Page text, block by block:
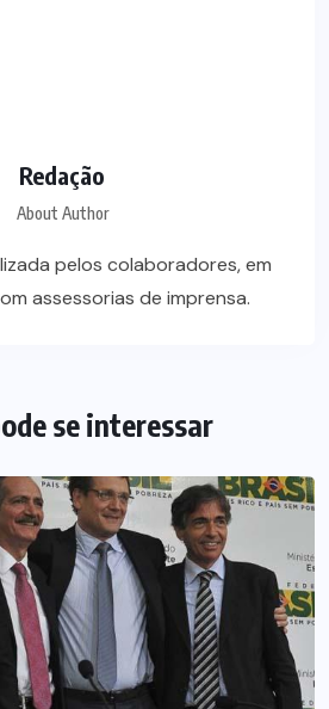
Redação
About Author
pelos colaboradores, em
assessorias de imprensa.
se interessar